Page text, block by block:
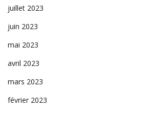
juillet 2023
juin 2023
mai 2023
avril 2023
mars 2023
février 2023